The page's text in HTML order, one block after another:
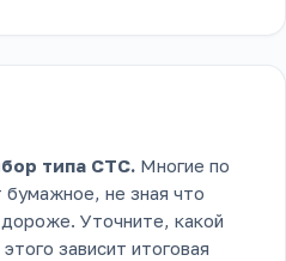
типа СТС. Многие по
не зная что
Уточните, какой
зависит итоговая